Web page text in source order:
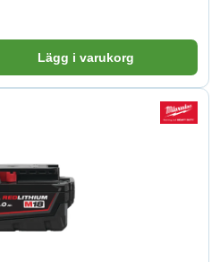
Lägg i varukorg